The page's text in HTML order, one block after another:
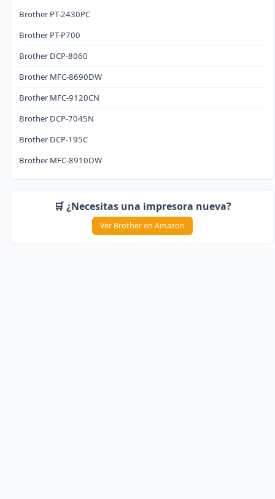
Brother PT-2430PC
Brother PT-P700
Brother DCP-8060
Brother MFC-8690DW
Brother MFC-9120CN
Brother DCP-7045N
Brother DCP-195C
Brother MFC-8910DW
🛒 ¿Necesitas una impresora nueva?
Ver Brother en Amazon